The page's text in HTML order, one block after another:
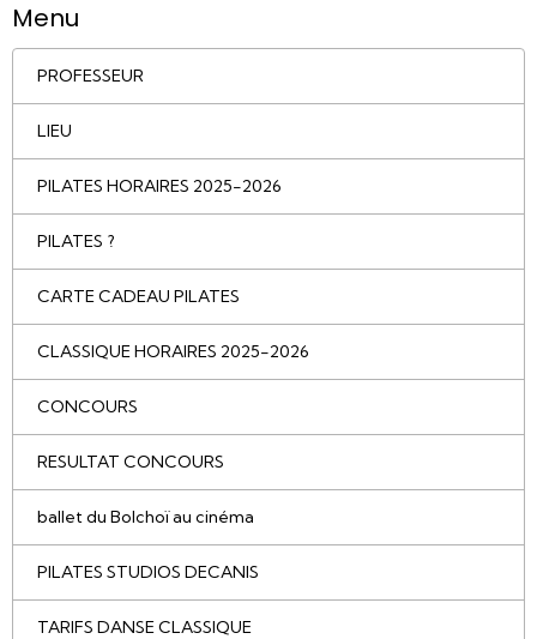
Menu
PROFESSEUR
LIEU
PILATES HORAIRES 2025-2026
PILATES ?
CARTE CADEAU PILATES
CLASSIQUE HORAIRES 2025-2026
CONCOURS
RESULTAT CONCOURS
ballet du Bolchoï au cinéma
PILATES STUDIOS DECANIS
TARIFS DANSE CLASSIQUE